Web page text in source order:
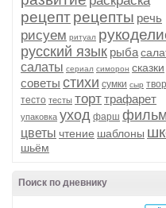
рецептрецепты речь
рисуем ритуал
русский язык рыба
салаты сериал симорон сказки
советы стихи сумки сыр
тесто тесты торттрафарет
упаковка уход фарш фильм
цветы чтение шаблоны
шьём
Поиск по дневнику